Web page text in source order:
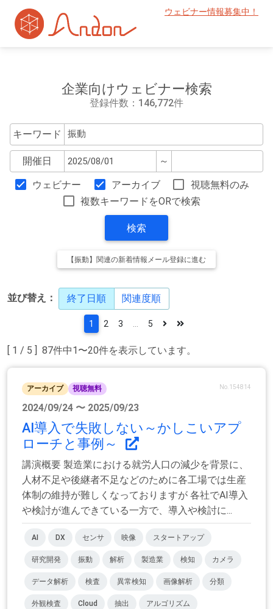
ウェビナー情報募集中！
企業向けウェビナー検索
登録件数：146,772件
キーワード
開催日 ～
ウェビナー アーカイブ
視聴無料のみ
複数キーワードをORで検索
検索
【振動】関連の新着情報メール登録に進む
並び替え： 終了日順 関連度順
[ 1 / 5 ] 87件中1〜20件を表示しています。
1 2 3 5
アーカイブ 視聴無料 No.154814
2024/09/24 〜 2025/09/23
AI導入で失敗しない～かしこいアプ
ローチと事例～
講演概要 製造業における就労人口の減少を背景に、
人材不足や後継者不足などのために各工場では生産
体制の維持が難しくなっておりますが 各社でAI導入
や検討が進んできている一方で、導入や検討に...
AI DX センサ 映像 スタートアップ
研究開発 振動 解析 製造業 検知 カメラ
データ解析 検査 異常検知 画像解析 分類
外観検査 Cloud 抽出 アルゴリズム